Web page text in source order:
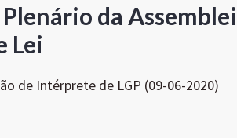
da
Lei
de Intérprete de LGP (09-06-2020)